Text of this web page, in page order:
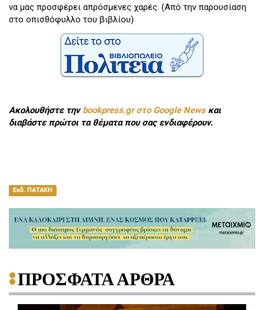
να μας προσφέρει απρόσμενες χαρές. (Από την παρουσίαση
στο οπισθόφυλλο του βιβλίου)
Ακολουθήστε τηνbookpress.gr στο Google Newsκαι
διαβάστε πρώτοι τα θέματα που σας ενδιαφέρουν.
Εκδ. ΠΑΤΑΚΗ
ΠΡΟΣΦΑΤΑ ΑΡΘΡΑ